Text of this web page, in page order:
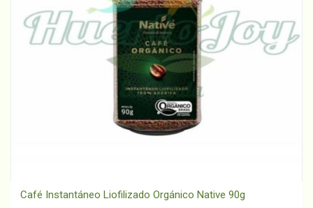
Café Instantáneo Liofilizado Orgánico Native 90g